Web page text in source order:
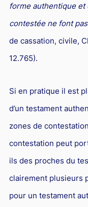
forme authentique
contestée ne font
de cassation, civile,
12.765).
Si en pratique il est
d’un testament
zones de
contestation peut
ils des proches du
clairement plusieurs
pour un testament